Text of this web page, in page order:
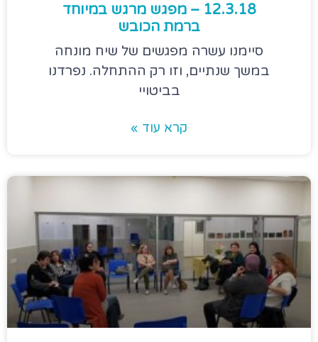
12.3.18 – מפגש מרגש במיוחד
ברמת הכובש
סיימנו עשרה מפגשים של שיח מונחה
במשך שנתיים, וזו רק ההתחלה. נפרדנו
בביטויי
קרא עוד »